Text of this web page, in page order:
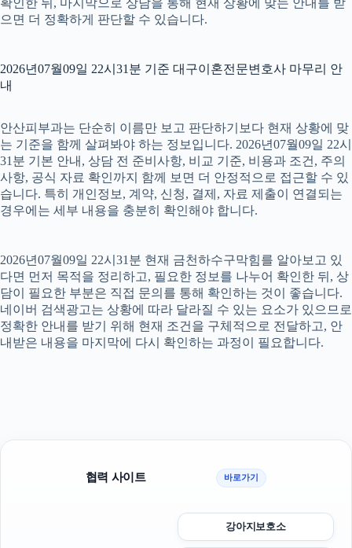
확인한 뒤, 마지막으로 상담을 통해 현재 상황에 맞는 안내를 받
으면 더 정확하게 판단할 수 있습니다.
2026년07월09일 22시31분 기준 대구이혼전문변호사 마무리 안
내
안산피부과는 단순히 이름만 보고 판단하기보다 현재 상황에 맞
는 기준을 함께 살펴봐야 하는 정보입니다. 2026년07월09일 22시
31분 기본 안내, 상담 전 준비사항, 비교 기준, 비용과 조건, 주의
사항, 공식 자료 확인까지 함께 보면 더 안정적으로 접근할 수 있
습니다. 특히 개인정보, 계약, 신청, 결제, 자료 제출이 연결되는
경우에는 세부 내용을 충분히 확인해야 합니다.
2026년07월09일 22시31분 현재 금천하수구막힘를 알아보고 있
다면 먼저 목적을 정리하고, 필요한 정보를 나누어 확인한 뒤, 상
담이 필요한 부분은 직접 문의를 통해 확인하는 것이 좋습니다.
네이버 검색광고는 상황에 따라 달라질 수 있는 요소가 있으므로
정확한 안내를 받기 위해 현재 조건을 구체적으로 전달하고, 안
내받은 내용을 마지막에 다시 확인하는 과정이 필요합니다.
협력 사이트 바로가기
강아지보호소